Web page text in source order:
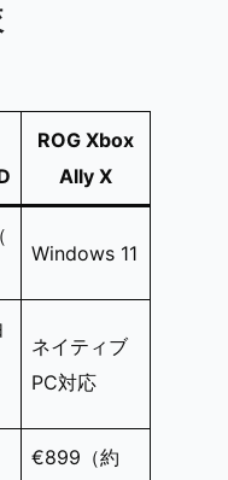
ROG Xbox
Ally X
Windows 11
ネイティブ
PC対応
€899（約